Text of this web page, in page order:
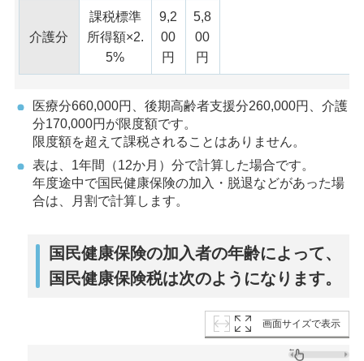
介護分
課税標準
所得額×2.
5%
9,2
00
円
5,8
00
円
医療分660,000円、後期高齢者支援分260,000円、介護
分170,000円が限度額です。
限度額を超えて課税されることはありません。
表は、1年間（12か月）分で計算した場合です。
年度途中で国民健康保険の加入・脱退などがあった場
合は、月割で計算します。
国民健康保険の加入者の年齢によって、
国民健康保険税は次のようになります。
画面サイズで表示